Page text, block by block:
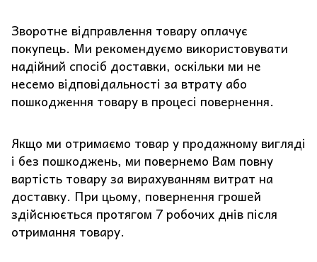
Зворотне відправлення товару оплачує
покупець. Ми рекомендуємо використовувати
надійний спосіб доставки, оскільки ми не
несемо відповідальності за втрату або
пошкодження товару в процесі повернення.
Якщо ми отримаємо товар у продажному вигляді
і без пошкоджень, ми повернемо Вам повну
вартість товару за вирахуванням витрат на
доставку. При цьому, повернення грошей
здійснюється протягом 7 робочих днів після
отримання товару.